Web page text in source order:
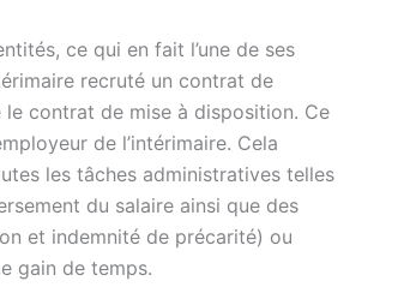
ce qui en fait l’une de ses
recruté un contrat de
contrat de mise à disposition. Ce
de l’intérimaire. Cela
les tâches administratives telles
du salaire ainsi que des
et indemnité de précarité) ou
gain de temps.